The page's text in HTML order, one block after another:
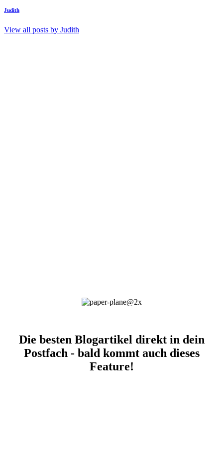
Judith
View all posts by Judith
Die besten Blogartikel direkt in dein
Postfach - bald kommt auch dieses
Feature!